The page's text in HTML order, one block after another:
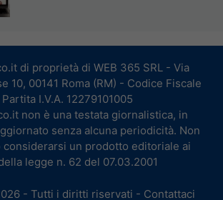
di proprietà di WEB 365 SRL - Via
10, 00141 Roma (RM) - Codice Fiscale
Partita I.V.A. 12279101005
non è una testata giornalistica, in
senza alcuna periodicità. Non
considerarsi un prodotto editoriale ai
legge n. 62 del 07.03.2001
- Tutti i diritti riservati - Contattaci